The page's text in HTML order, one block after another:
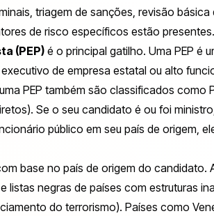
triagem de sanções, revisão básica
de risco específicos estão presentes.
(PEP) é o principal gatilho. Uma PEP é
de empresa estatal ou alto
PEP também são classificados como
Se o seu candidato é ou foi
público em seu país de origem,
base no país de origem do candidato.
listas negras de países com estruturas
do terrorismo). Países como